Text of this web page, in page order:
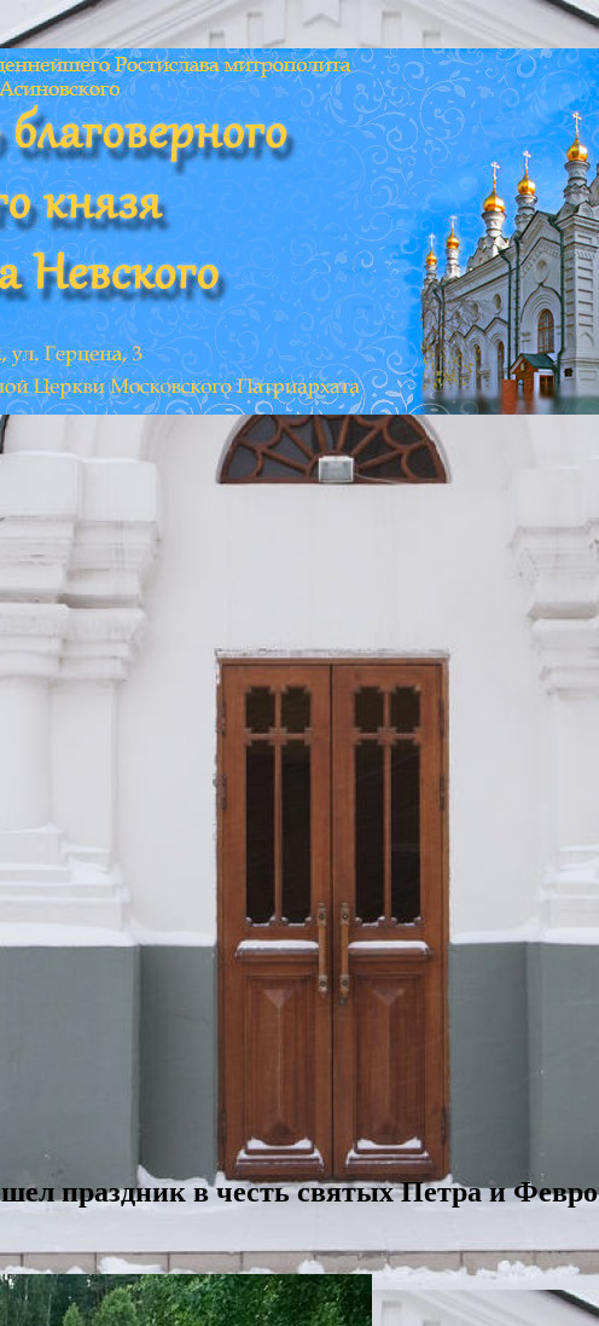
г. Томска
праздник в честь святых Петра и